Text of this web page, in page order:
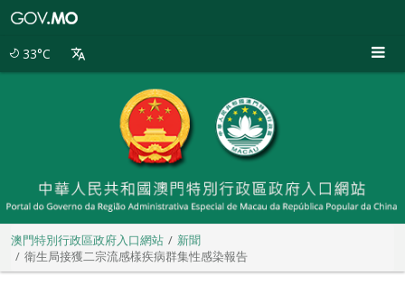
33°C
澳門特別行政區政府入口網站
新聞
衛生局接獲二宗流感樣疾病群集性感染報告